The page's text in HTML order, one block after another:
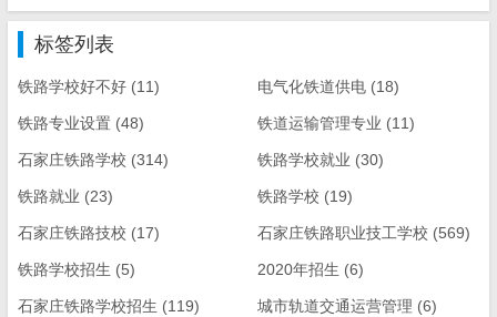
标签列表
铁路学校好不好 (11) 电气化铁道供电 (18)
铁路专业设置 (48) 铁道运输管理专业 (11)
石家庄铁路学校 (314) 铁路学校就业 (30)
铁路就业 (23) 铁路学校 (19)
石家庄铁路技校 (17) 石家庄铁路职业技工学校 (569)
铁路学校招生 (5) 2020年招生 (6)
石家庄铁路学校招生 (119) 城市轨道交通运营管理 (6)